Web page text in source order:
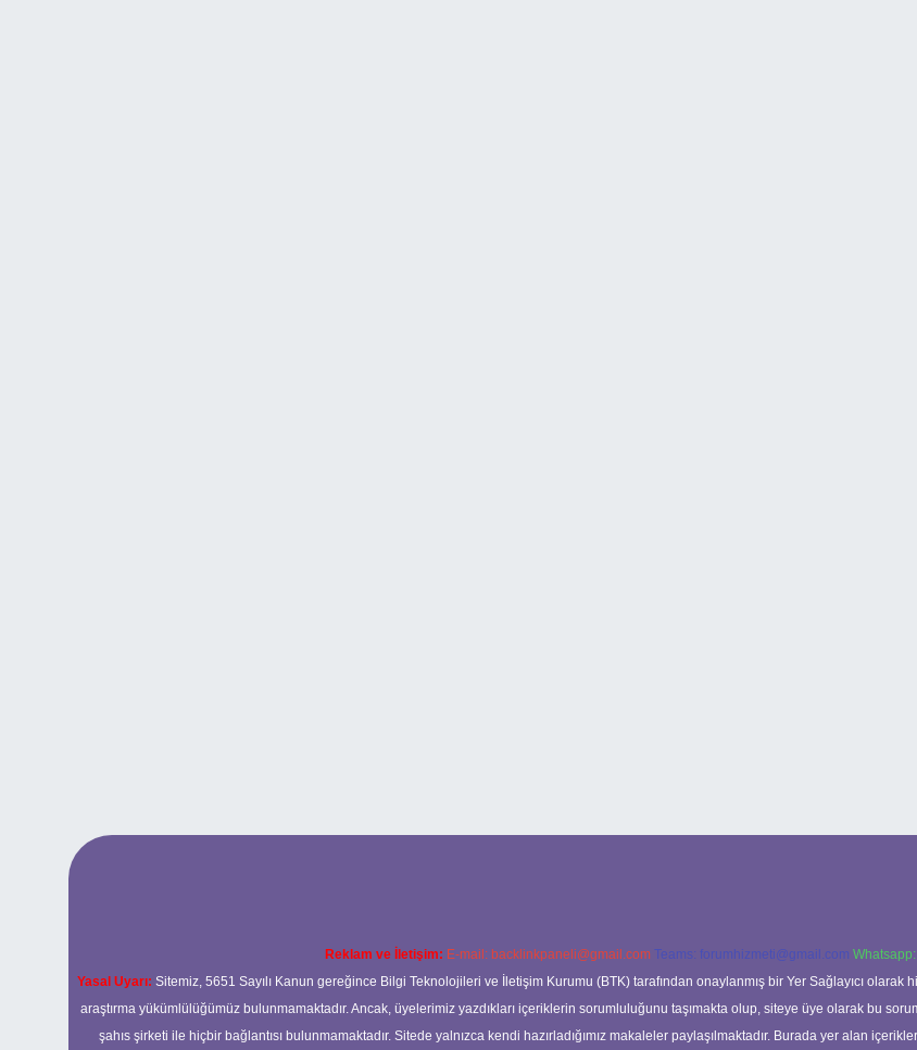
Reklam ve İletişim: E-mail: backlinkpaneli@gmail.com Teams: forumhizmeti@gmail.com
Yasal Uyarı: Sitemiz, 5651 Sayılı Kanun gereğince Bilgi Teknolojileri ve İletişim Kurumu (BTK) tarafından onaylanmış bir Yer Sağlayıcı
araştırma yükümlülüğümüz bulunmamaktadır. Ancak, üyelerimiz yazdıkları içeriklerin sorumluluğunu taşımakta olup, siteye üye olarak bu
şahıs şirketi ile hiçbir bağlantısı bulunmamaktadır. Sitede yalnızca kendi hazırladığımız makaleler paylaşılmaktadır. Burada yer alan